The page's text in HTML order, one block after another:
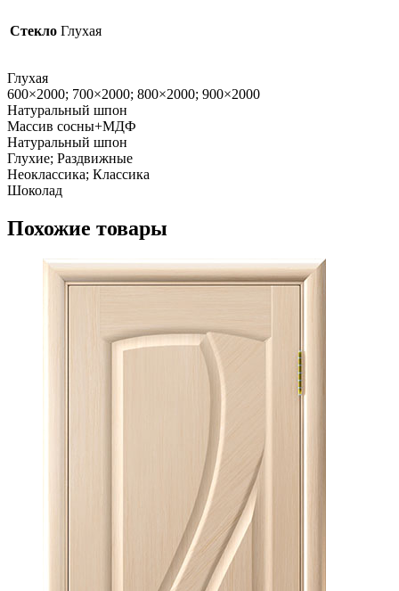
Стекло Глухая
Глухая
600×2000; 700×2000; 800×2000; 900×2000
Натуральный шпон
Массив сосны+МДФ
Натуральный шпон
Глухие; Раздвижные
Неоклассика; Классика
Шоколад
Похожие товары